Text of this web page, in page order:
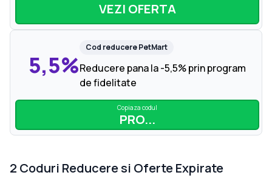
VEZI OFERTA
5,5%
Cod reducerePetMart
Reducere pana la -5,5% prin program
de fidelitate
Copiaza codul
PRO...
2 Coduri Reducere si Oferte Expirate